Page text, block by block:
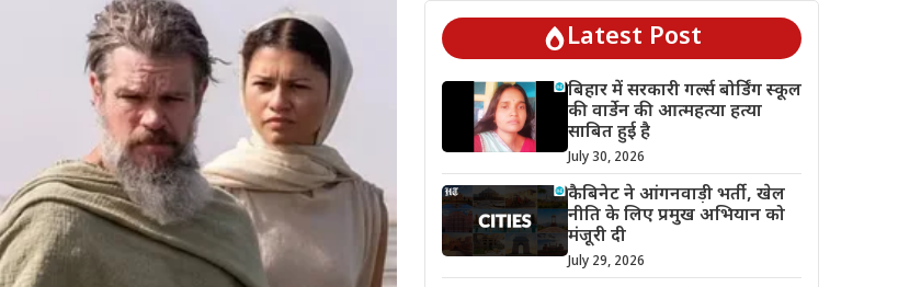
Latest Post
बिहार में सरकारी गर्ल्स बोर्डिंग स्कूल
की वार्डेन की आत्महत्या हत्या
साबित हुई है
July 30, 2026
कैबिनेट ने आंगनवाड़ी भर्ती, खेल
नीति के लिए प्रमुख अभियान को
मंजूरी दी
July 29, 2026